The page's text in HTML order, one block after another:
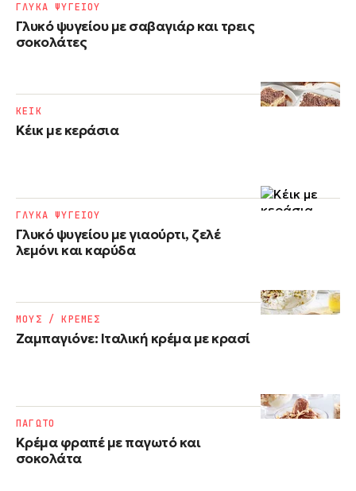
Γλυκό ψυγείου με σαβαγιάρ και τρεις
σοκολάτες
ΓΛΥΚΑ ΨΥΓΕΙΟΥ
Κέικ με κεράσια
ΚΕΙΚ
Γλυκό ψυγείου με γιαούρτι, ζελέ
λεμόνι και καρύδα
ΓΛΥΚΑ ΨΥΓΕΙΟΥ
Ζαμπαγιόνε: Ιταλική κρέμα με κρασί
ΜΟΥΣ / ΚΡΕΜΕΣ
Κρέμα φραπέ με παγωτό και
σοκολάτα
ΠΑΓΩΤΟ